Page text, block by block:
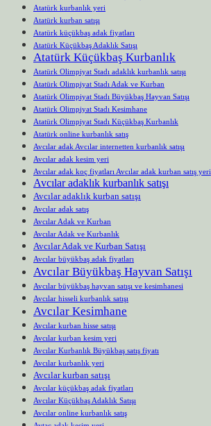
Atatürk kurbanlık yeri
Atatürk kurban satışı
Atatürk küçükbaş adak fiyatları
Atatürk Küçükbaş Adaklık Satışı
Atatürk Küçükbaş Kurbanlık
Atatürk Olimpiyat Stadı adaklık kurbanlık satışı
Atatürk Olimpiyat Stadı Adak ve Kurban
Atatürk Olimpiyat Stadı Büyükbaş Hayvan Satışı
Atatürk Olimpiyat Stadı Kesimhane
Atatürk Olimpiyat Stadı Küçükbaş Kurbanlık
Atatürk online kurbanlık satış
Avcılar adak Avcılar internetten kurbanlık satışı
Avcılar adak kesim yeri
Avcılar adak koç fiyatları Avcılar adak kurban satış yeri
Avcılar adaklık kurbanlık satışı
Avcılar adaklık kurban satışı
Avcılar adak satış
Avcılar Adak ve Kurban
Avcılar Adak ve Kurbanlık
Avcılar Adak ve Kurban Satışı
Avcılar büyükbaş adak fiyatları
Avcılar Büyükbaş Hayvan Satışı
Avcılar büyükbaş hayvan satışı ve kesimhanesi
Avcılar hisseli kurbanlık satışı
Avcılar Kesimhane
Avcılar kurban hisse satışı
Avcılar kurban kesim yeri
Avcılar Kurbanlık Büyükbaş satış fiyatı
Avcılar kurbanlık yeri
Avcılar kurban satışı
Avcılar küçükbaş adak fiyatları
Avcılar Küçükbaş Adaklık Satışı
Avcılar online kurbanlık satış